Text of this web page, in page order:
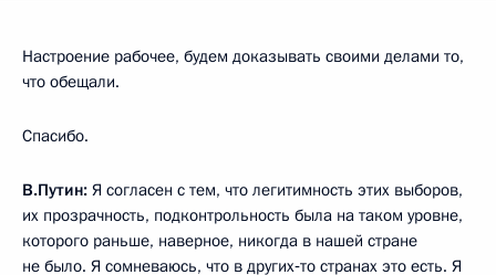
Настроение рабочее, будем доказывать своими делами то,
что обещали.
Спасибо.
В.Путин: Я согласен с тем, что легитимность этих выборов,
их прозрачность, подконтрольность была на таком уровне,
которого раньше, наверное, никогда в нашей стране
не было. Я сомневаюсь, что в других‑то странах это есть. Я